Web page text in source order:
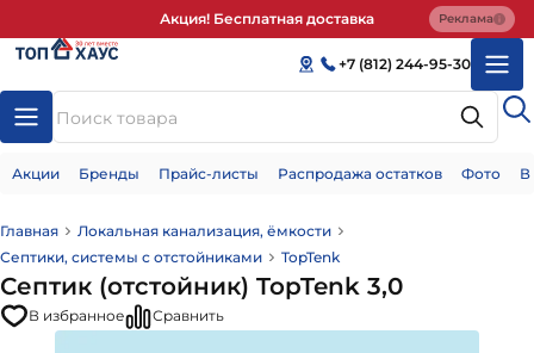
Акция! Бесплатная доставка Реклама
+7 (812) 244-95-30
Акции Бренды Прайс-листы Распродажа остатков Фото
Главная
Локальная канализация, ёмкости
Септики, системы с отстойниками
TopTenk
Септик (отстойник) TopTenk 3,0
В избранное Сравнить